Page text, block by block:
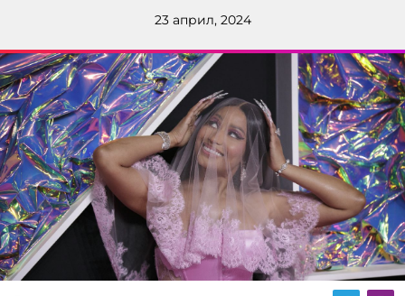
23 април, 2024